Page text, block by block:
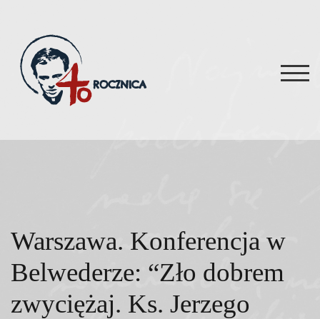
content
Warszawa. Konferencja w
Belwederze: “Zło dobrem
zwyciężaj. Ks. Jerzego